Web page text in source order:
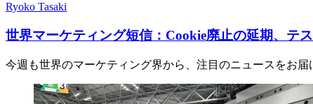
Ryoko Tasaki
世界マーケティング短信：Cookie廃止の延期、テ
今週も世界のマーケティング界から、注目のニュースをお届